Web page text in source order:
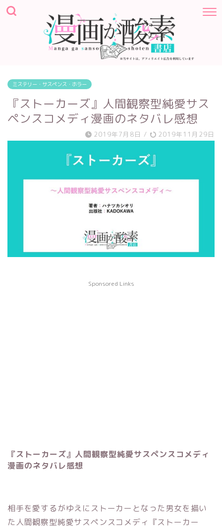
ミステリー・サスペンス・ホラー
『ストーカーズ』人間観察型純愛サス
ペンスコメディ漫画のネタバレ感想
2019年7月8日 / 2019年11月29日
Sponsored Links
『ストーカーズ』人間観察型純愛サスペンスコメディ
漫画のネタバレ感想
相手を愛するがゆえにストーカーとなった男女を描い
た人間観察型純愛サスペンスコメディ『ストーカー